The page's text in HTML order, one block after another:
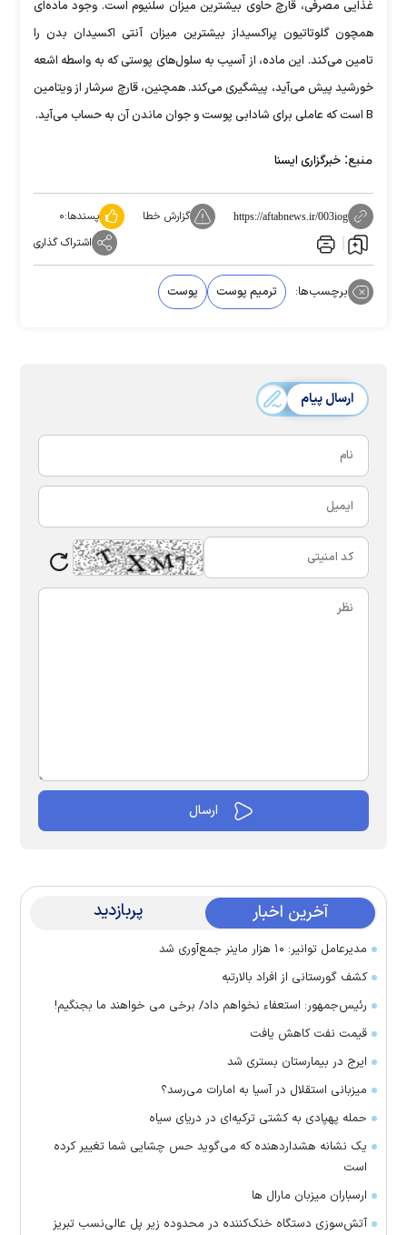
غذایی مصرفی، قارچ حاوی بیشترین میزان سلنیوم است. وجود ماده‌ای
همچون گلوتاتیون پراکسیداز بیشترین میزان آنتی اکسیدان بدن را
تامین می‌کند. این ماده، از آسیب به سلول‌های پوستی که به واسطه اشعه
خورشید پیش می‌آید، پیشگیری می‌کند. همچنین، قارچ سرشار از ویتامین
B است که عاملی برای شادابی پوست و جوان ماندن آن به حساب می‌آید.
منبع: خبرگزاری ایسنا
https://aftabnews.ir/003iog گزارش خطا پسندها:۰
اشتراک گذاری
برچسب‌ها: ترمیم پوست پوست
ارسال پیام
آخرین اخبار پربازدید
مدیرعامل توانیر: ۱۰ هزار ماینر جمع‌آوری شد
کشف گورستانی از افراد بالارتبه
رئیس‌جمهور: استعفاء نخواهم داد/ برخی می خواهند ما بجنگیم!
قیمت نفت کاهش یافت
ایرج در بیمارستان بستری شد
میزبانی استقلال در آسیا به امارات می‌رسد؟
حمله پهپادی به کشتی ترکیه‌ای در دریای سیاه
یک نشانه هشداردهنده که می‌گوید حس چشایی شما تغییر کرده
است
ارسباران میزبان مارال ها
آتش‌سوزی دستگاه خنک‌کننده در محدوده زیر پل عالی‌نسب تبریز